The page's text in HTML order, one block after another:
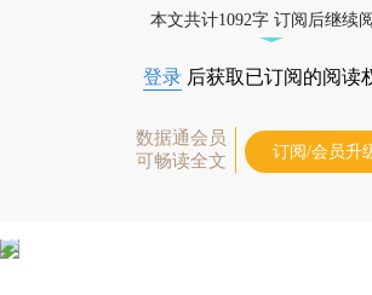
本文共计1092字 订阅后继续
登录 后获取已订阅的阅读
数据通会员
可畅读全文
订阅/会员升